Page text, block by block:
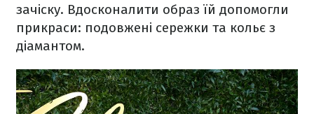
зачіску. Вдосконалити образ їй допомогли
прикраси: подовжені сережки та кольє з
діамантом.